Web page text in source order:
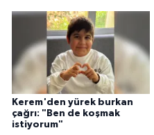
Kerem'den yürek burkan
çağrı: "Ben de koşmak
istiyorum"